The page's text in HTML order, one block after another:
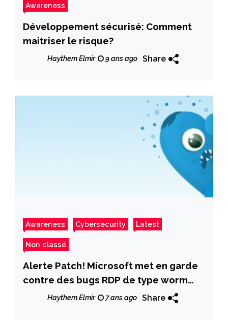
Awareness
Développement sécurisé: Comment
maitriser le risque?
Haythem Elmir 9 ans ago Share
Awareness Cybersecurity Latest
Non classé
Alerte Patch! Microsoft met en garde
contre des bugs RDP de type worm
Haythem Elmir 7 ans ago Share